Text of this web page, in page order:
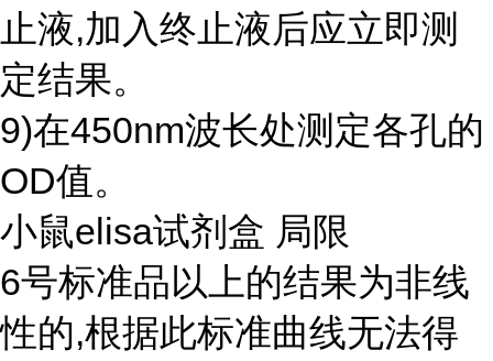
止液,加入终止液后应立即测
定结果。
9)在450nm波长处测定各孔的
OD值。
小鼠elisa试剂盒 局限
6号标准品以上的结果为非线
性的,根据此标准曲线无法得